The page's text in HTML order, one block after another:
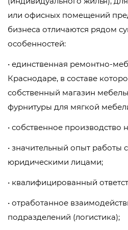
или офисных помещений
бизнеса отличаются рядом
особенностей:
• единственная ремонтно-
Краснодаре, в составе
собственный магазин
фурнитуры для мягкой
• собственное производство
• значительный опыт работы
юридическими лицами;
• квалифицированный
• отработанное
подразделений (логистика);